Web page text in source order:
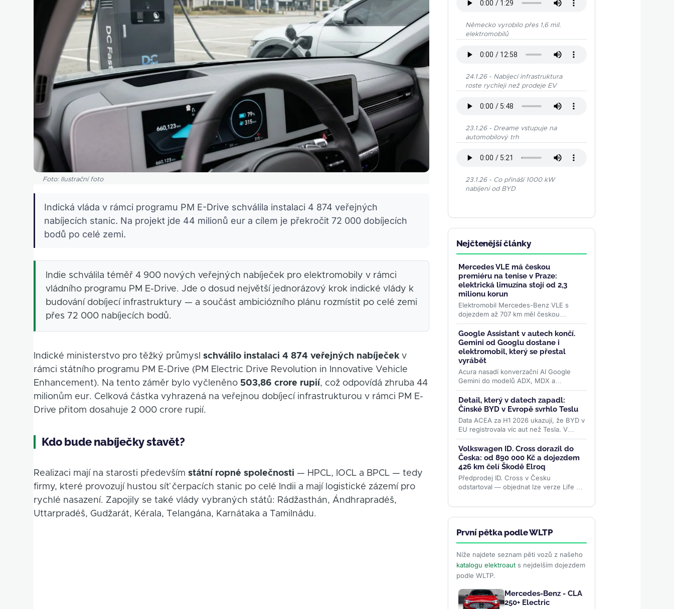
Foto: Ilustrační foto
Indická vláda v rámci programu PM E-Drive schválila instalaci 4 874 veřejných
nabíjecích stanic. Na projekt jde 44 milionů eur a cílem je překročit 72 000 dobíjecích
bodů po celé zemi.
Indie schválila téměř 4 900 nových veřejných nabíječek pro elektromobily v rámci
vládního programu PM E-Drive. Jde o dosud největší jednorázový krok indické vlády k
budování dobíjecí infrastruktury — a součást ambiciózního plánu rozmístit po celé zemi
přes 72 000 nabíjecích bodů.
Indické ministerstvo pro těžký průmyslschválilo instalaci 4 874 veřejných nabíječek v
rámci státního programu PM E-Drive (PM Electric Drive Revolution in Innovative Vehicle
Enhancement). Na tento záměr bylo vyčleněno503,86 crore rupií, což odpovídá zhruba 44
milionům eur. Celková částka vyhrazená na veřejnou dobíjecí infrastrukturou v rámci PM E-
Drive přitom dosahuje 2 000 crore rupií.
Kdo bude nabíječky stavět?
Realizaci mají na starosti předevšímstátní ropné společnosti — HPCL, IOCL a BPCL — tedy
firmy, které provozují hustou síť čerpacích stanic po celé Indii a mají logistické zázemí pro
rychlé nasazení. Zapojily se také vlády vybraných států: Rádžasthán, Ándhrapradéš,
Uttarpradéš, Gudžarát, Kérala, Telangána, Karnátaka a Tamilnádu.
Německo vyrobilo přes 1,6 mil.
elektromobilů
24.1.26 - Nabíjecí infrastruktura
roste rychleji než prodeje EV
23.1.26 - Dreame vstupuje na
automobilový trh
23.1.26 - Co přináší 1000 kW
nabíjení od BYD
Nejčtenější články
Mercedes VLE má českou
premiéru na tenise v Praze:
elektrická limuzína stojí od 2,3
milionu korun
Elektromobil Mercedes-Benz VLE s
dojezdem až 707 km měl českou
premiéru na turnaji WTA Livesport
Prague Open. Podle konfigurátoru
automobilky...>>
Google Assistant v autech končí.
Gemini od Googlu dostane i
elektromobil, který se přestal
vyrábět
Acura nasadí konverzační AI Google
Gemini do modelů ADX, MDX a
elektrického ZDX — toho, jehož výrobu
loni ukončila. Přidává se k vlně,...>>
Detail, který v datech zapadl:
Čínské BYD v Evropě svrhlo Teslu
Data ACEA za H1 2026 ukazují, že BYD v
EU registrovala víc aut než Tesla. V
samotném červnu se ale karta obrátila –
rozhodly ceny paliv i...>>
Volkswagen ID. Cross dorazil do
Česka: od 890 000 Kč a dojezdem
426 km čelí Škodě Elroq
Předprodej ID. Cross v Česku
odstartoval — objednat lze verze Life a
km. Levnější Trend za 691 000 Kč...>>
První pětka podle WLTP
Níže najdete seznam pěti vozů z našeho
katalogu elektroauts nejdelším dojezdem
podle WLTP.
Mercedes-Benz - CLA
250+ Electric